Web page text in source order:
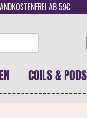
AB 59€
COILS & PODS